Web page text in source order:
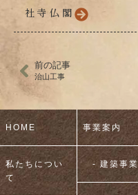
社寺仏閣
前の記事
治山工事
HOME
私たちについ
て
事業案内
- 建築事業